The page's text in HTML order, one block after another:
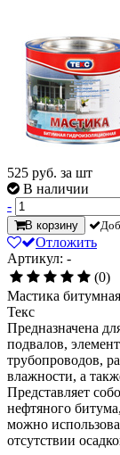
525 руб. за шт
В наличии
-
В корзину
Отложить
Артикул: -
(0)
Мастика
Текс
Предназначена
подвалов,
трубопроводов,
влажности, а
Представляет
нефтяного
можно
отсутствии